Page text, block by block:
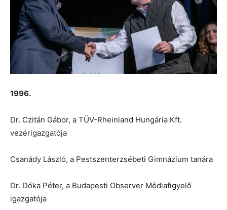
1996.
Dr. Czitán Gábor, a TÜV-Rheinland Hungária Kft.
vezérigazgatója
Csanády László, a Pestszenterzsébeti Gimnázium tanára
Dr. Dóka Péter, a Budapesti Observer Médiafigyelő
igazgatója